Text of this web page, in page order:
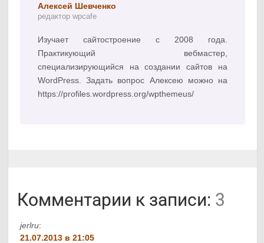
Алексей Шевченко
редактор wpcafe
Изучает сайтостроение с 2008 года.
Практикующий вебмастер,
специализирующийся на создании сайтов на
WordPress. Задать вопрос Алексею можно на
https://profiles.wordpress.org/wpthemeus/
Комментарии к записи: 3
jerlru:
21.07.2013 в 21:05